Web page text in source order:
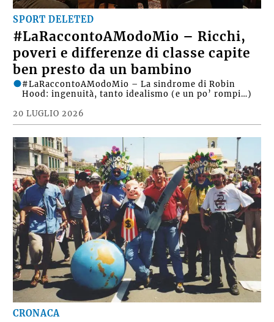
SPORT DELETED
#LaRaccontoAModoMio – Ricchi,
poveri e differenze di classe capite
ben presto da un bambino
20 LUGLIO 2026
#LaRaccontoAModoMio – La sindrome di Robin
Hood: ingenuità, tanto idealismo (e un po’ rompi…)
CRONACA